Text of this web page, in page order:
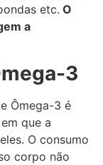
etc. O
a
3
Ômega-3 é
que a
O consumo
corpo não